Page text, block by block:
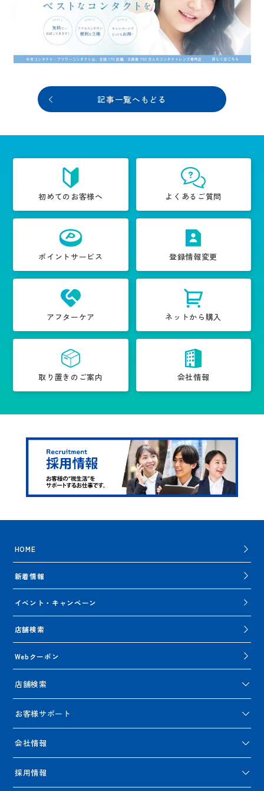
記事一覧へもどる
初めてのお客様へ よくあるご質問
ポイントサービス 登録情報変更
アフターケア ネットから購入
取り置きのご案内 会社情報
HOME
新着情報
イベント・キャンペーン
店舗検索
Webクーポン
店舗検索
お客様サポート
会社情報
採用情報